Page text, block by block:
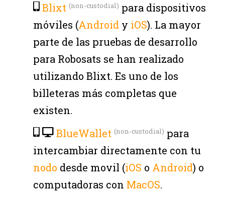
Blixt (non-custodial) para dispositivos
móviles (Android y iOS). La mayor
parte de las pruebas de desarrollo
para Robosats se han realizado
utilizando Blixt. Es uno de los
billeteras más completas que
existen.
BlueWallet (non-custodial) para
intercambiar directamente con tu
nodo desde movil (iOS o Android) o
computadoras con MacOS.